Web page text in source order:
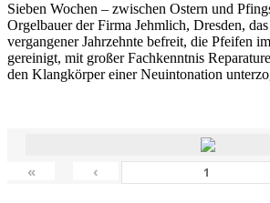
Sieben Wochen – zwischen Ostern und
Orgelbauer der Firma Jehmlich, Dresden,
vergangener Jahrzehnte befreit, die Pfeifen
gereinigt, mit großer Fachkenntnis
den Klangkörper einer Neuintonation
« ‹